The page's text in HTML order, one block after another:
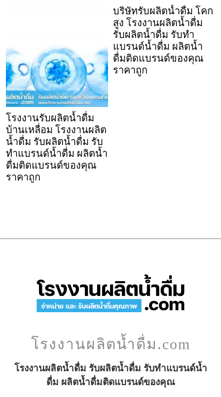
โรงงานรับผลิตน้ำดื่ม
บ้านเหลื่อม โรงงานผลิต
น้ำดื่ม รับผลิตน้ำดื่ม รับ
ทำแบรนด์น้ำดื่ม ผลิตน้ำ
ดื่มติดแบรนด์ของคุณ
ราคาถูก
บริษัทรับผลิตน้ำดื่ม โคก
สูง โรงงานผลิตน้ำดื่ม
รับผลิตน้ำดื่ม รับทำ
แบรนด์น้ำดื่ม ผลิตน้ำ
ดื่มติดแบรนด์ของคุณ
ราคาถูก
โรงงานผลิตน้ำดื่ม.com
โรงงานผลิตน้ำดื่ม รับผลิตน้ำดื่ม รับทำแบรนด์น้ำ
ดื่ม ผลิตน้ำดื่มติดแบรนด์ของคุณ